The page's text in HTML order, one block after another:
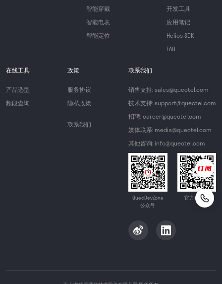
智能穿戴
智能电表
智能定位
开发工具
应用笔记
Helios SDK
FAQ
在线工具
产品选型
频段查询
政策
服务协议
隐私政策
联系我们
联系我们
销售支持: sales@quectel.com
技术支持: support@quectel.com
招聘: career@quectel.com
媒体联系: media@quectel.com
其他咨询: info@quectel.com
QuecDevZone
公众号
官方公众号